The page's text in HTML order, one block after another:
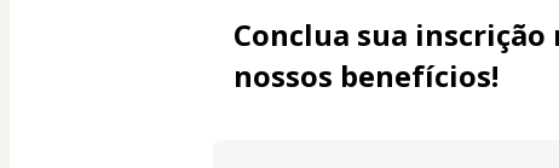
Conclua sua inscrição
nossos benefícios!